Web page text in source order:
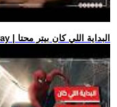
.. فيلم Spider-Man: Brand New Day | البداية اللي كان بيتر محتا